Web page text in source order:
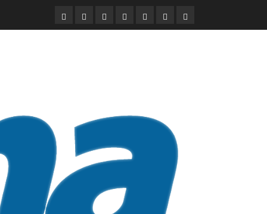
DURANGO
NACIONAL
INTERNACIONAL
DEPORTES
ENTRETENIMIENTO
CIENCIA
Y
OPINION